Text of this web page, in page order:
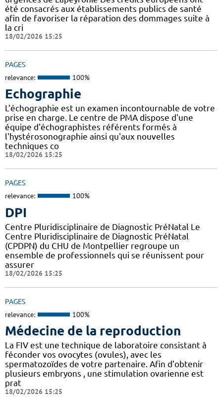
été consacrés aux établissements publics de santé
afin de favoriser la réparation des dommages suite à
la cri
18/02/2026 15:25
PAGES
relevance: 100%
Echographie
L'échographie est un examen incontournable de votre
prise en charge. Le centre de PMA dispose d'une
équipe d'échographistes référents formés à
l'hystérosonographie ainsi qu'aux nouvelles
techniques co
18/02/2026 15:25
PAGES
relevance: 100%
DPI
Centre Pluridisciplinaire de Diagnostic PréNatal Le
Centre Pluridisciplinaire de Diagnostic PréNatal
(CPDPN) du CHU de Montpellier regroupe un
ensemble de professionnels qui se réunissent pour
assurer
18/02/2026 15:25
PAGES
relevance: 100%
Médecine de la reproduction
La FIV est une technique de laboratoire consistant à
féconder vos ovocytes (ovules), avec les
spermatozoïdes de votre partenaire. Afin d’obtenir
plusieurs embryons , une stimulation ovarienne est
prat
18/02/2026 15:25